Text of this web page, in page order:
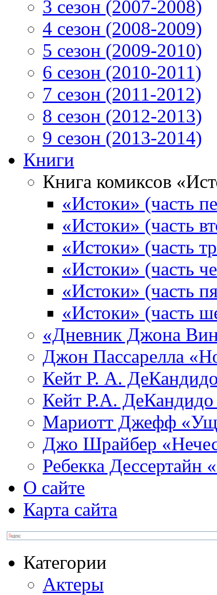
3 сезон (2007-2008)
4 сезон (2008-2009)
5 сезон (2009-2010)
6 сезон (2010-2011)
7 сезон (2011-2012)
8 сезон (2012-2013)
9 сезон (2013-2014)
Книги
Книга комиксов
«Истоки» (часть
«Истоки» (часть
«Истоки» (часть
«Истоки» (часть
«Истоки» (часть
«Истоки» (часть
«Дневник Джона
Джон Пассарелла
Кейт Р. А.
Кейт Р.А.
Мариотт Джефф
Джо Шрайбер
Ребекка Десcертайн
О сайте
Карта сайта
Категории
Актеры